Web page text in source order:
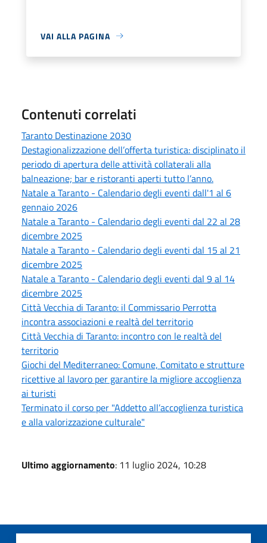
VAI ALLA PAGINA
Contenuti correlati
Taranto Destinazione 2030
Destagionalizzazione dell’offerta turistica: disciplinato il
periodo di apertura delle attività collaterali alla
balneazione; bar e ristoranti aperti tutto l’anno.
Natale a Taranto - Calendario degli eventi dall'1 al 6
gennaio 2026
Natale a Taranto - Calendario degli eventi dal 22 al 28
dicembre 2025
Natale a Taranto - Calendario degli eventi dal 15 al 21
dicembre 2025
Natale a Taranto - Calendario degli eventi dal 9 al 14
dicembre 2025
Città Vecchia di Taranto: il Commissario Perrotta
incontra associazioni e realtà del territorio
Città Vecchia di Taranto: incontro con le realtà del
territorio
Giochi del Mediterraneo: Comune, Comitato e strutture
ricettive al lavoro per garantire la migliore accoglienza
ai turisti
Terminato il corso per "Addetto all’accoglienza turistica
e alla valorizzazione culturale"
Ultimo aggiornamento: 11 luglio 2024, 10:28